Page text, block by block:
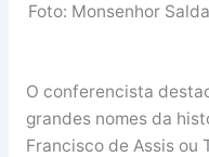
Foto: Monsenhor
O conferencista
grandes nomes da
Francisco de Assis ou